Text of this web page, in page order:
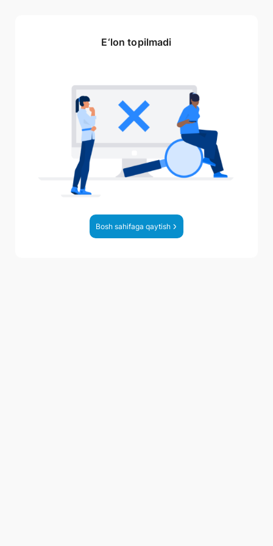
E‘lon topilmadi
Bosh sahifaga qaytish